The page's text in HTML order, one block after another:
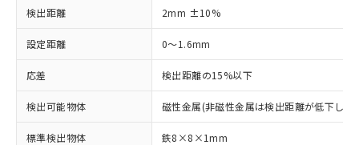
検出距離 2mm ±10%
設定距離 0～1.6mm
応差 検出距離の15%以下
検出可能物体 磁性金属(非磁性金属は検出距離が低下しま
標準検出物体 鉄8×8×1mm